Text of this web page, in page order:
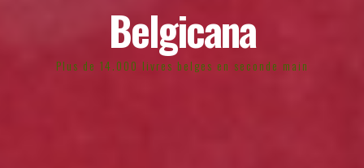
Belgicana
Plus de 14.000 livres belges en seconde main